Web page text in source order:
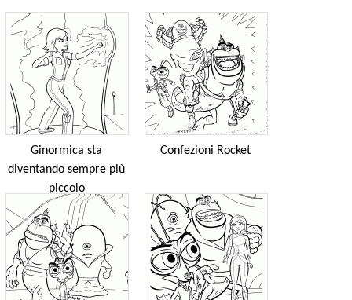
Ginormica sta
diventando sempre più
piccolo
Confezioni Rocket